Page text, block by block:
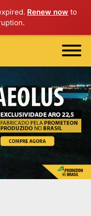
Renew now to